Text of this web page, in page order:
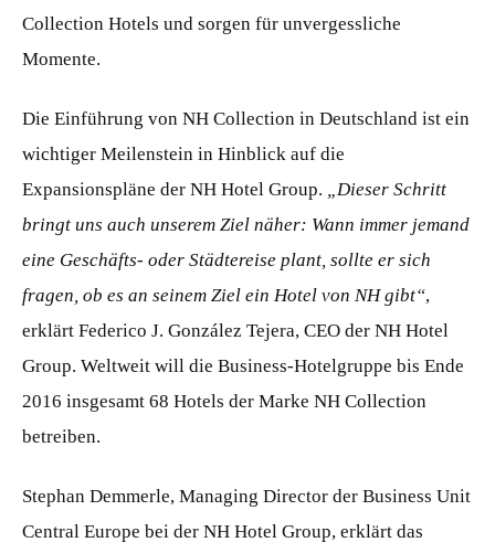
Collection Hotels und sorgen für unvergessliche
Momente.
Die Einführung von NH Collection in Deutschland ist ein
wichtiger Meilenstein in Hinblick auf die
Expansionspläne der NH Hotel Group. „Dieser Schritt
bringt uns auch unserem Ziel näher: Wann immer jemand
eine Geschäfts- oder Städtereise plant, sollte er sich
fragen, ob es an seinem Ziel ein Hotel von NH gibt“,
erklärt Federico J. González Tejera, CEO der NH Hotel
Group. Weltweit will die Business-Hotelgruppe bis Ende
2016 insgesamt 68 Hotels der Marke NH Collection
betreiben.
Stephan Demmerle, Managing Director der Business Unit
Central Europe bei der NH Hotel Group, erklärt das